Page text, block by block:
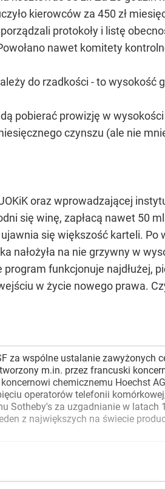
kierowców za 450 zł
protokoły i listę
nawet komitety
do rzadkości - to wysokość
pobierać prowizję w
czynszu (ale nie
oraz wprowadzającej
się winę, zapłacą nawet 50
się większość karteli. Po
nałożyła na nie grzywny w
funkcjonuje najdłużej,
w życie nowego prawa.
za wspólne ustalanie
m.in. przez francuski
chemicznemu Hoechst
operatorów telefonii
za uzgadnianie w
z największych na świecie